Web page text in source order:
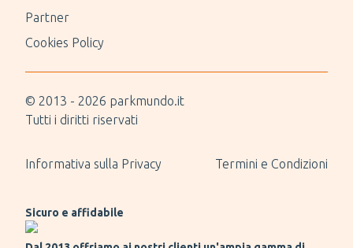
Partner
Cookies Policy
© 2013 - 2026 parkmundo.it
Tutti i diritti riservati
Informativa sulla Privacy Termini e Condizioni
Sicuro e affidabile